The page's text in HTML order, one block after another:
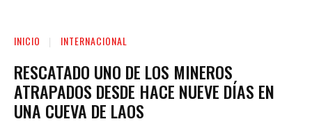
INICIO INTERNACIONAL
RESCATADO UNO DE LOS MINEROS
ATRAPADOS DESDE HACE NUEVE DÍAS EN
UNA CUEVA DE LAOS